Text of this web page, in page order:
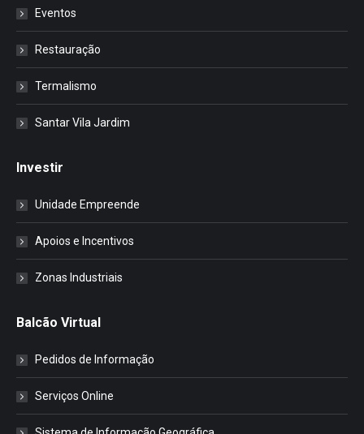
Eventos
Restauração
Termalismo
Santar Vila Jardim
Investir
Unidade Empreende
Apoios e Incentivos
Zonas Industriais
Balcão Virtual
Pedidos de Informação
Serviços Online